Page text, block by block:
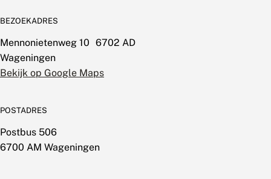
BEZOEKADRES
Mennonietenweg 10 6702 AD
Wageningen
Bekijk op Google Maps
POSTADRES
Postbus 506
6700 AM Wageningen